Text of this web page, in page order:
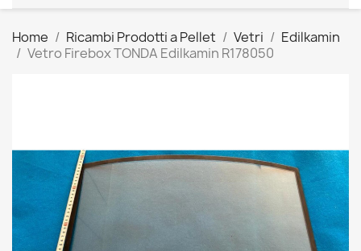
Home Ricambi Prodotti a Pellet Vetri
Edilkamin
Vetro Firebox TONDA Edilkamin R178050